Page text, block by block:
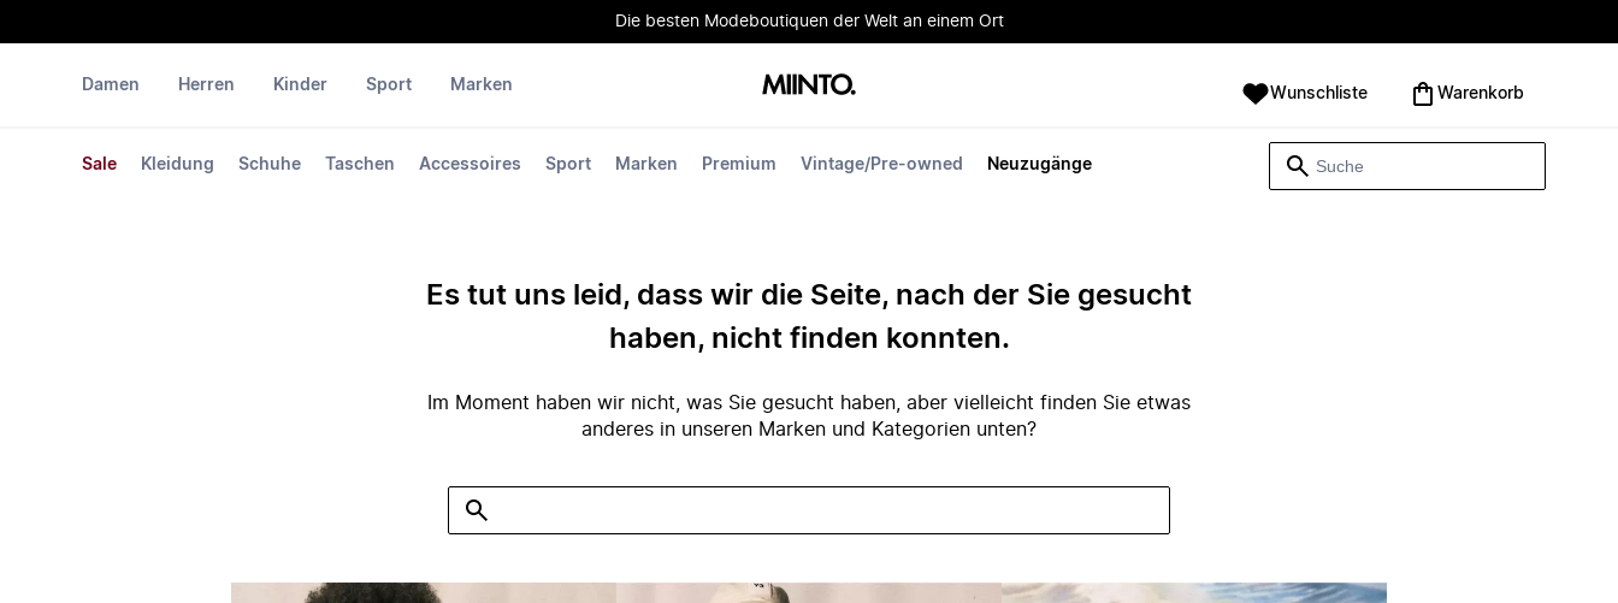
Die besten Modeboutiquen der Welt an einem Ort
Damen
Sale Kleidung Schuhe Taschen Accessoires Sport Marken Premium Vintage/Pre-owned Neuzugänge
Herren Kinder Sport Marken Wunschliste Warenkorb
Es tut uns leid, dass wir die Seite, nach der Sie gesucht
haben, nicht finden konnten.
Im Moment haben wir nicht, was Sie gesucht haben, aber vielleicht finden Sie etwas
anderes in unseren Marken und Kategorien unten?